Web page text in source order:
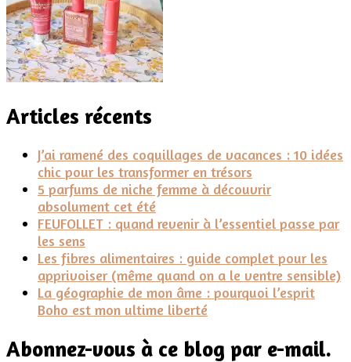
Articles récents
J’ai ramené des coquillages de vacances : 10 idées
chic pour les transformer en trésors
5 parfums de niche femme à découvrir
absolument cet été
FEUFOLLET : quand revenir à l’essentiel passe par
les sens
Les fibres alimentaires : guide complet pour les
apprivoiser (même quand on a le ventre sensible)
La géographie de mon âme : pourquoi l’esprit
Boho est mon ultime liberté
Abonnez-vous à ce blog par e-mail.